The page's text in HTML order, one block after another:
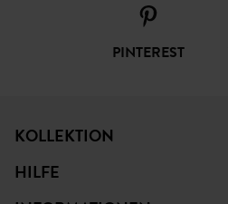
PINTEREST
KOLLEKTION
HILFE